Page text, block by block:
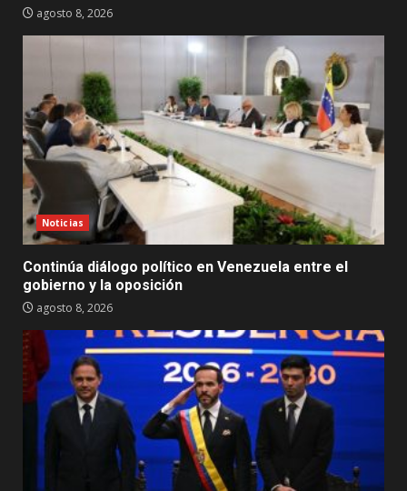
agosto 8, 2026
Noticias
Continúa diálogo político en Venezuela entre el
gobierno y la oposición
agosto 8, 2026